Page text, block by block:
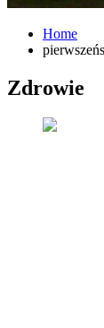
Home
Zdrowie